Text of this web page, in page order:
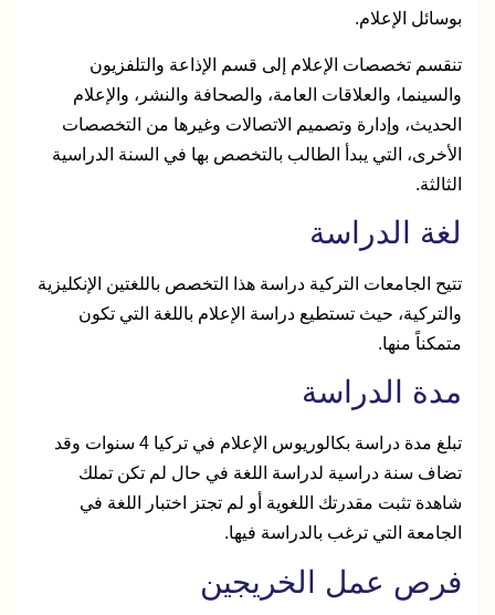
بوسائل الإعلام.
تنقسم تخصصات الإعلام إلى قسم الإذاعة والتلفزيون
والسينما، والعلاقات العامة، والصحافة والنشر، والإعلام
الحديث، وإدارة وتصميم الاتصالات وغيرها من التخصصات
الأخرى، التي يبدأ الطالب بالتخصص بها في السنة الدراسية
الثالثة.
لغة الدراسة
تتيح الجامعات التركية دراسة هذا التخصص باللغتين الإنكليزية
والتركية، حيث تستطيع دراسة الإعلام باللغة التي تكون
متمكناً منها.
مدة الدراسة
تبلغ مدة دراسة بكالوريوس الإعلام في تركيا 4 سنوات وقد
تضاف سنة دراسية لدراسة اللغة في حال لم تكن تملك
شاهدة تثبت مقدرتك اللغوية أو لم تجتز اختبار اللغة في
الجامعة التي ترغب بالدراسة فيها.
فرص عمل الخريجين